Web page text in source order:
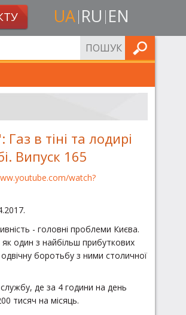
UA RU EN
ШУКАТИ
в тіні та лодирі
Випуск 165
watch?
- головні проблеми Києва.
як один з найбільш прибуткових
одвічну боротьбу з ними столичної
де за 4 години на день
тисяч на місяць.